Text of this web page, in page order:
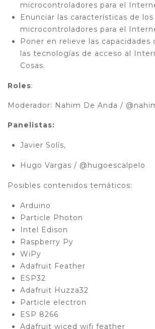
microcontroladores para el
Enunciar las características de
microcontroladores para el
Poner en relieve las capacidades
las tecnologías de acceso al
Cosas.
Roles:
Moderador: Nahim De Anda /
Panelistas:
Javier Solís,
Hugo Vargas / @hugoescalpelo
Posibles contenidos temáticos:
Arduino
Particle Photon
Intel Edison
Raspberry Py
WiPy
Adafruit Feather
ESP32
Adafruit Huzza32
Particle electron
ESP 8266
Adafruit wiced wifi feather